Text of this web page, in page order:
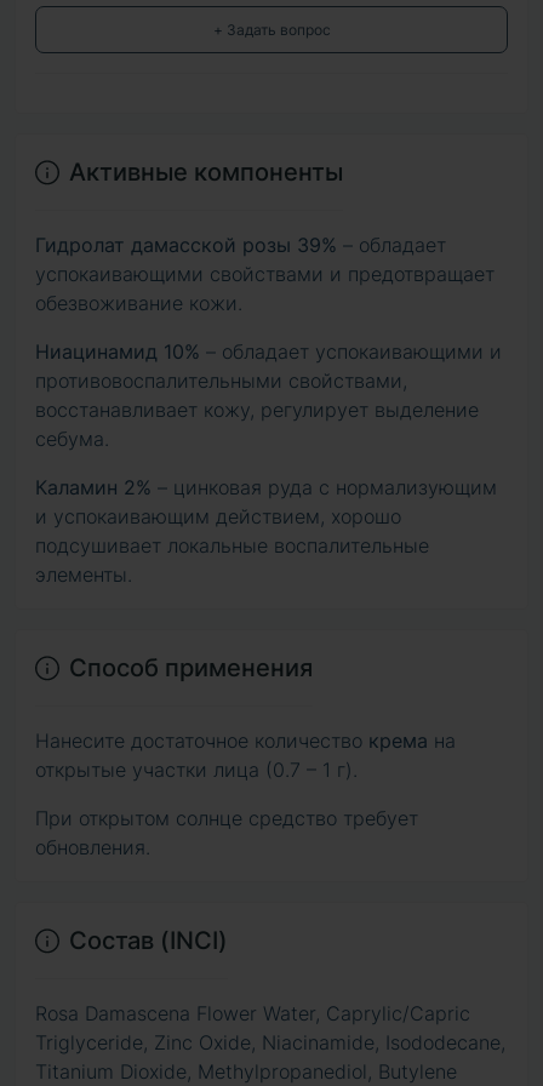
+ Задать вопрос
Активные компоненты
Гидролат дамасской розы 39% – обладает
успокаивающими свойствами и предотвращает
обезвоживание кожи.
Ниацинамид 10% – обладает успокаивающими и
противовоспалительными свойствами,
восстанавливает кожу, регулирует выделение
себума.
Каламин 2% – цинковая руда с нормализующим
и успокаивающим действием, хорошо
подсушивает локальные воспалительные
элементы.
Способ применения
Нанесите достаточное количество крема на
открытые участки лица (0.7 – 1 г).
При открытом солнце средство требует
обновления.
Состав (INCI)
Rosa Damascena Flower Water, Caprylic/Capric
Triglyceride, Zinc Oxide, Niacinamide, Isododecane,
Titanium Dioxide, Methylpropanediol, Butylene